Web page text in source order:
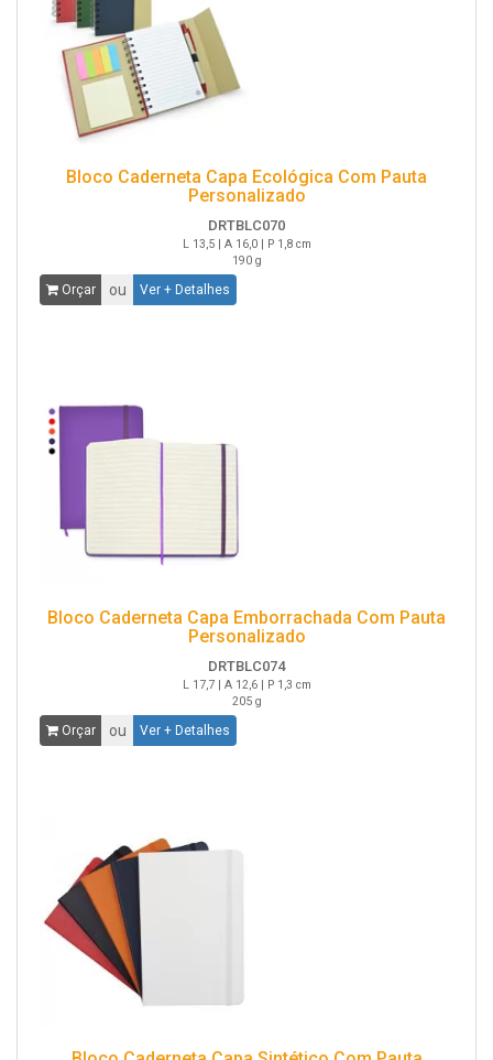
Bloco Caderneta Capa Ecológica Com Pauta
Personalizado
DRTBLC070
L 13,5 | A 16,0 | P 1,8 cm
190 g
Orçar ou Ver + Detalhes
Bloco Caderneta Capa Emborrachada Com Pauta
Personalizado
DRTBLC074
L 17,7 | A 12,6 | P 1,3 cm
205 g
Orçar ou Ver + Detalhes